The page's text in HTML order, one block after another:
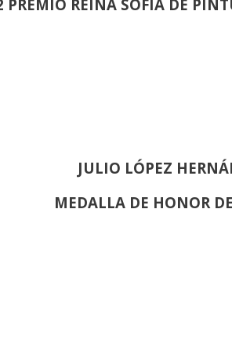
PREMIO REINA SOFIA DE
JULIO LÓPEZ
MEDALLA DE HONOR